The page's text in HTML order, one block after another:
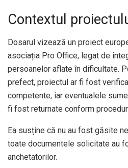
Contextul
Dosarul vizează un proiect
asociația Pro Office, legat de
persoanelor aflate în dificultate.
prefect, proiectul ar fi fost
competente, iar eventualele
fi fost returnate conform
Ea susține că nu au fost găsite
toate documentele solicitate au
anchetatorilor.